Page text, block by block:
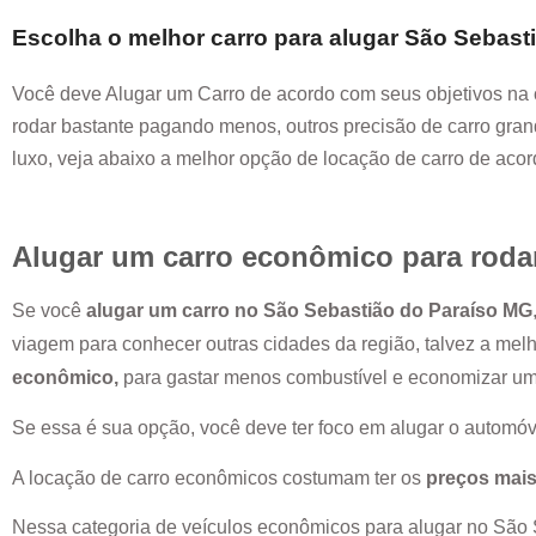
Escolha o melhor carro para alugarSão
Você deve Alugar um Carro de acordo com seus objetivos
rodar bastante pagando menos, outros precisão de carro
luxo, veja abaixo a melhor opção de locação de carro de
Alugar um carro econômico para
Se você alugar um carro no São Sebastião do Paraíso MG
viagem para conhecer outras cidades da região, talvez a
econômico, para gastar menos combustível e economizar
Se essa é sua opção, você deve ter foco em alugar o
A locação de carro econômicos costumam ter os preços
Nessa categoria de veículos econômicos para alugar no São